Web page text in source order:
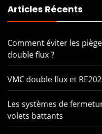
Articles Récents
Comment éviter les
double flux ?
VMC double flux et
Les systèmes de
volets battants